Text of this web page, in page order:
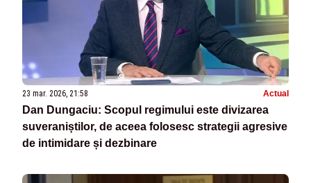
23 mar. 2026, 21:58 Actual
Dan Dungaciu: Scopul regimului este divizarea
suveraniștilor, de aceea folosesc strategii agresive
de intimidare și dezbinare